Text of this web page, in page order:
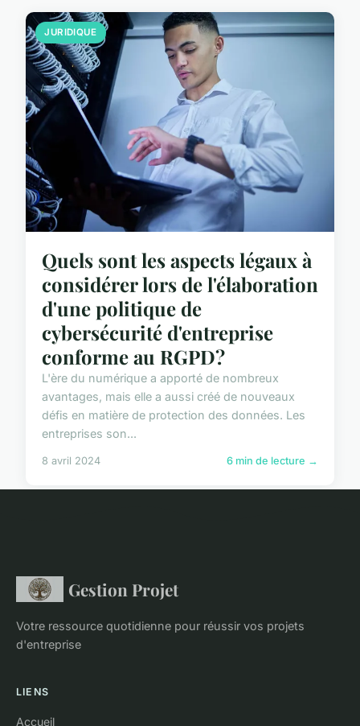
JURIDIQUE
Quels sont les aspects légaux à
considérer lors de l'élaboration
d'une politique de
cybersécurité d'entreprise
conforme au RGPD?
L'ère du numérique a apporté de nombreux
avantages, mais elle a aussi créé de nouveaux
défis en matière de protection des données. Les
entreprises son...
8 avril 2024 6 min de lecture →
Gestion Projet
Votre ressource quotidienne pour réussir vos projets
d'entreprise
LIENS
Accueil